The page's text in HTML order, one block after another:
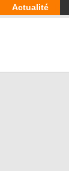
Aller
au
Actualité